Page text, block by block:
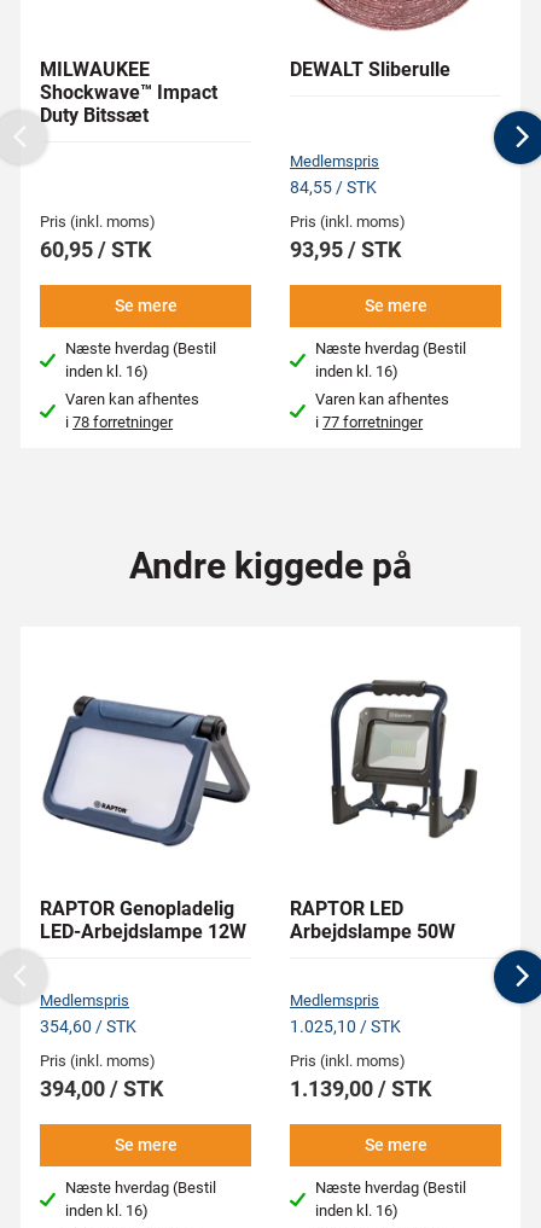
MILWAUKEE
Shockwave™ Impact
Duty Bitssæt
Pris (inkl. moms)
60,95 / STK
Se mere
Næste hverdag (Bestil
inden kl. 16)
Varen kan afhentes
i78 forretninger
DEWALT Sliberulle
Medlemspris
84,55 / STK
Pris (inkl. moms)
93,95 / STK
Se mere
Næste hverdag (Bestil
inden kl. 16)
Varen kan afhentes
i77 forretninger
Previous
Andre kiggede på
RAPTOR Genopladelig
LED-Arbejdslampe 12W
Medlemspris
354,60 / STK
Pris (inkl. moms)
394,00 / STK
Se mere
Næste hverdag (Bestil
inden kl. 16)
RAPTOR LED
Arbejdslampe 50W
Medlemspris
1.025,10 / STK
Pris (inkl. moms)
1.139,00 / STK
Se mere
Næste hverdag (Bestil
inden kl. 16)
Previous